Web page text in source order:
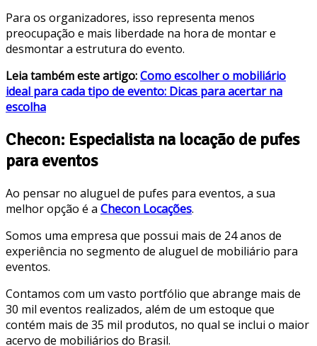
Para os organizadores, isso representa menos
preocupação e mais liberdade na hora de montar e
desmontar a estrutura do evento.
Leia também este artigo:Como escolher o mobiliário
ideal para cada tipo de evento: Dicas para acertar na
escolha
Checon: Especialista na locação de pufes
para eventos
Ao pensar no aluguel de pufes para eventos, a sua
melhor opção é a Checon Locações.
Somos uma empresa que possui mais de 24 anos de
experiência no segmento de aluguel de mobiliário para
eventos.
Contamos com um vasto portfólio que abrange mais de
30 mil eventos realizados, além de um estoque que
contém mais de 35 mil produtos, no qual se inclui o maior
acervo de mobiliários do Brasil.